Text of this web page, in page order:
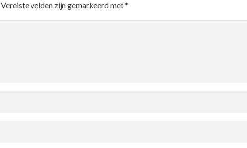
Vereiste velden zijn gemarkeerd met*